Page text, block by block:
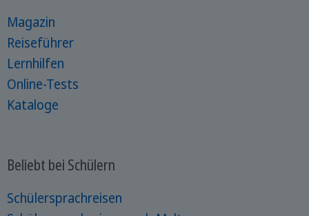
Magazin
Reiseführer
Lernhilfen
Online-Tests
Kataloge
Beliebt bei Schülern
Schülersprachreisen